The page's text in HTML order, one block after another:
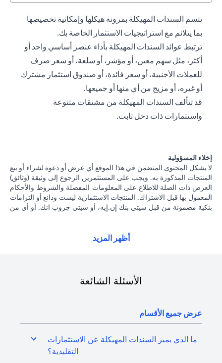
تتسم السندات المهيكلة بمرونة هيكلها وإمكانية تخصيصها
بما يتلائم مع استراتيجيات الاستثمار الخاصة بك.
ترتبط عوائد السندات المهيكلة بأداء عنصر أساسي واحد أو
أكثر، مثل سهم معين، أو مؤشر، أو سلعة، أو سعر صرف
للعملات الأجنبية، أو سعر فائدة، أو صندوق استثمار مشترك
أو غيره، أو مزيج من أي منها أو جميعها.
قد تتألف السندات المهيكلة من مشتقات متنوعة
واستثمارات ذات دخل ثابت.
إخلاء المسؤولية
لا يشكل المحتوى المتضمن في هذا الموقع أي عرض أو دعوة لشراء أو بيع
المنتجات المذكورة به. ويجب على المستثمرين الرجوع إلى وثيقة (وثائق)
العرض ذات الصلة للاطلاع على المعلومات المفصلة والشروط والأحكام
المعمول بها قبل الاشتراك. المنتجات الاستثمارية ليست ودائع أو التزامات
بنكية مضمونة من قبل سيتي بنك إن.إيه، أو سيتي جروب انك. أو أي من
فإن منتجات الاستثمار والخزانة تخضع لمخاطر الاستثمار، بما في ذلك
استثمارية و / أو منتجات خزينة مقومة بعملة أجنبية (غير محلية) على دراية
بمخاطر تقلبات أسعار الصرف التي قد تتسبب في خسارة رأس المال عند
بمنتجات الاستثمار والخزينة لشروط وأحكام منتجات الاستثمار والخزينة
الفردية. يدرك العميل أنه يقع على عاتقه السعي للحصول على مشورة
قانونية و / أو ضريبية للوقوف على التبعات القانونية والضريبية لمعاملاته
الاستثمارية. إذا قام العميل بتغيير محل إقامته أو جنسيته أو محل عمله،
فإنه يقع على عاتقه مسؤولية اطلاع نفسه على الآثار التي قد تلحق
أظهر المزيد
الأسئلة الشائعة
عرض جميع الأقسام
ما الذي يميز السندات المهيكلة عن الاستثمارات
التقليدية؟